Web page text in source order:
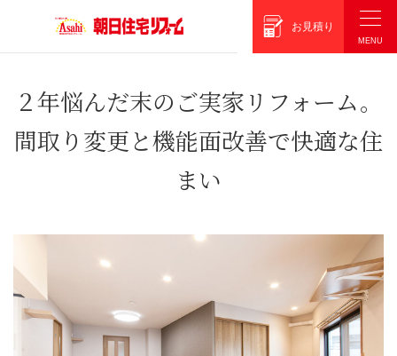
お見積り
２年悩んだ末のご実家リフォーム。
間取り変更と機能面改善で快適な住
まい